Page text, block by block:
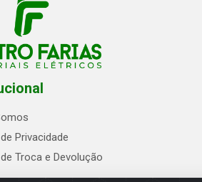
Privacidade
Troca e Devolução